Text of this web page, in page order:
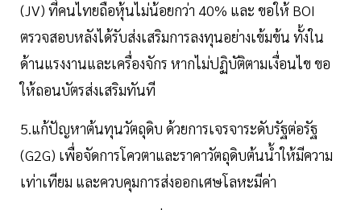
(JV) ที่คนไทยถือหุ้นไม่น้อยกว่า 40% และ ขอให้ BOI
ตรวจสอบหลังได้รับส่งเสริมการลงทุนอย่างเข้มข้น ทั้งใน
ด้านแรงงานและเครื่องจักร หากไม่ปฏิบัติตามเงื่อนไข ขอ
ให้ถอนบัตรส่งเสริมทันที
5.แก้ปัญหาต้นทุนวัตถุดิบ ด้วยการเจรจาระดับรัฐต่อรัฐ
(G2G) เพื่อจัดการโควตาและราคาวัตถุดิบต้นน้ำให้มีความ
เท่าเทียม และควบคุมการส่งออกเศษโลหะมีค่า